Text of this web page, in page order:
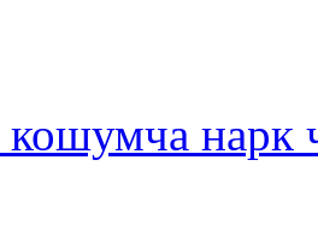
нарк